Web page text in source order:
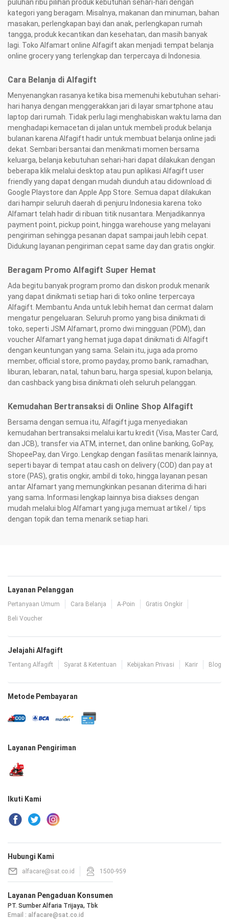
Tuangkan 190ml air matang hangat 45C ke dalam gelas. 4.
Masukkan 3 sendok makan (35 g) DANCOW 1+ 5. Aduk hingga
larut dan siap diminum. Habiskan dalam jangka waktu 1 jam
setelah dibuat. 6. Simpan susu bubuk dalam kemasan dengan
cara melipat kantung sachet beberapa kali dan simpan dalam
yang kering dan sejuk. Habiskan dalam waktu 3 minggu. ASI
adalah makanan terbaik untuk Bayi No. Sertifikasi Halal:
ID00410000844651122 No. BPOM: MD 272876003800566
puluhan ribu pilihan produk kebutuhan sehari-hari dengan
kategori yang beragam. Misalnya, makanan dan minuman, bahan
masakan, perlengkapan bayi dan anak, perlengkapan rumah
tangga, produk kecantikan dan kesehatan, dan masih banyak
lagi. Toko Alfamart online Alfagift akan menjadi tempat belanja
online grocery yang terlengkap dan terpercaya di Indonesia.
Cara Belanja di Alfagift
Menyenangkan rasanya ketika bisa memenuhi kebutuhan sehari-
hari hanya dengan menggerakkan jari di layar smartphone atau
laptop dari rumah. Tidak perlu lagi menghabiskan waktu lama dan
menghadapi kemacetan di jalan untuk membeli produk belanja
bulanan karena Alfagift hadir untuk membuat belanja online jadi
dekat. Sembari bersantai dan menikmati momen bersama
keluarga, belanja kebutuhan sehari-hari dapat dilakukan dengan
beberapa klik melalui desktop atau pun aplikasi Alfagift user
friendly yang dapat dengan mudah diunduh atau didownload di
Google Playstore dan Apple App Store. Semua dapat dilakukan
dari hampir seluruh daerah di penjuru Indonesia karena toko
Alfamart telah hadir di ribuan titik nusantara. Menjadikannya
payment point, pickup point, hingga warehouse yang melayani
pengiriman sehingga pesanan dapat sampai jauh lebih cepat.
Didukung layanan pengiriman cepat same day dan gratis ongkir.
Beragam Promo Alfagift Super Hemat
Ada begitu banyak program promo dan diskon produk menarik
yang dapat dinikmati setiap hari di toko online terpercaya
Alfagift. Membantu Anda untuk lebih hemat dan cermat dalam
mengatur pengeluaran. Seluruh promo yang bisa dinikmati di
toko, seperti JSM Alfamart, promo dwi mingguan (PDM), dan
voucher Alfamart yang hemat juga dapat dinikmati di Alfagift
dengan keuntungan yang sama. Selain itu, juga ada promo
member, official store, promo payday, promo bank, ramadhan,
liburan, lebaran, natal, tahun baru, harga spesial, kupon belanja,
dan cashback yang bisa dinikmati oleh seluruh pelanggan.
Kemudahan Bertransaksi di Online Shop Alfagift
Bersama dengan semua itu, Alfagift juga menyediakan
kemudahan bertransaksi melalui kartu kredit (Visa, Master Card,
dan JCB), transfer via ATM, internet, dan online banking, GoPay,
ShopeePay, dan Virgo. Lengkap dengan fasilitas menarik lainnya,
seperti bayar di tempat atau cash on delivery (COD) dan pay at
store (PAS), gratis ongkir, ambil di toko, hingga layanan pesan
antar Alfamart yang memungkinkan pesanan diterima di hari
yang sama. Informasi lengkap lainnya bisa diakses dengan
mudah melalui blog Alfamart yang juga memuat artikel / tips
dengan topik dan tema menarik setiap hari.
Layanan Pelanggan
Pertanyaan Umum Cara Belanja A-Poin
Gratis Ongkir
Beli Voucher
Jelajahi Alfagift
Tentang Alfagift Syarat & Ketentuan Kebijakan Privasi Karir Blog
Metode Pembayaran
Layanan Pengiriman
Ikuti Kami
Hubungi Kami
alfacare@sat.co.id 1500-959
Layanan Pengaduan Konsumen
PT. Sumber Alfaria Trijaya, Tbk
Email : alfacare@sat.co.id